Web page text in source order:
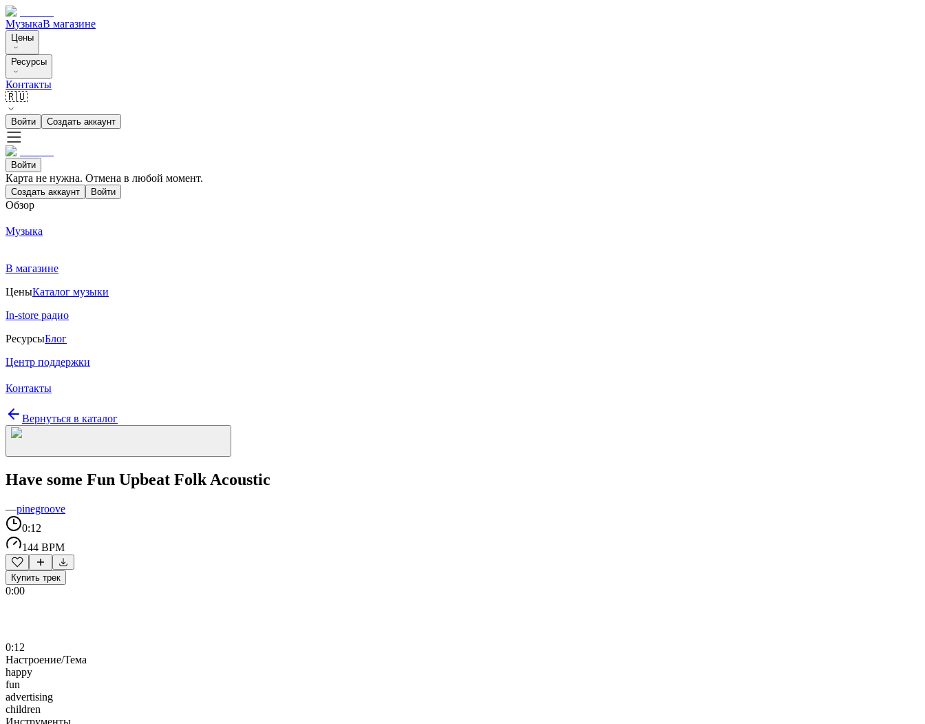
МузыкаВ магазине
Цены
Ресурсы
Контакты
🇷🇺
Войти Создать аккаунт
Войти
Карта не нужна. Отмена в любой момент.
Создать аккаунт Войти
Обзор
Музыка
В магазине
ЦеныКаталог музыки
In-store радио
РесурсыБлог
Центр поддержки
Контакты
Вернуться в каталог
Have some Fun Upbeat Folk Acoustic
—pinegroove
0:12
144 BPM
Купить трек
0:00
0:12
Настроение/Тема
happy
fun
advertising
children
Инструменты